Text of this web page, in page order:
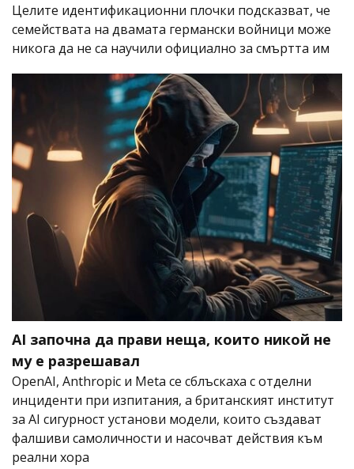
Целите идентификационни плочки подсказват, че
семействата на двамата германски войници може
никога да не са научили официално за смъртта им
AI започна да прави неща, които никой не
му е разрешавал
OpenAI, Anthropic и Meta се сблъскаха с отделни
инциденти при изпитания, а британският институт
за AI сигурност установи модели, които създават
фалшиви самоличности и насочват действия към
реални хора